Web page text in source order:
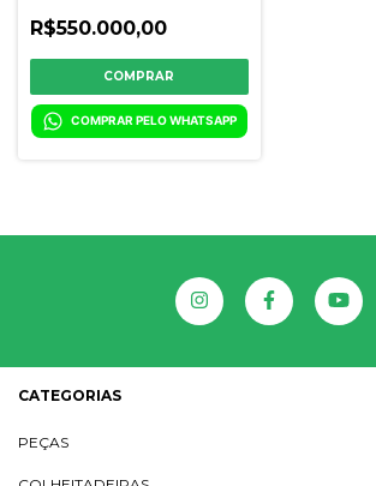
R$550.000,00
COMPRAR PELO WHATSAPP
CATEGORIAS
PEÇAS